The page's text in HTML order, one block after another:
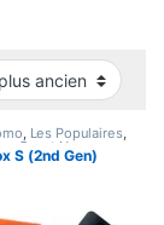
, Les Populaires,
,Smart Home
S (2nd Gen)